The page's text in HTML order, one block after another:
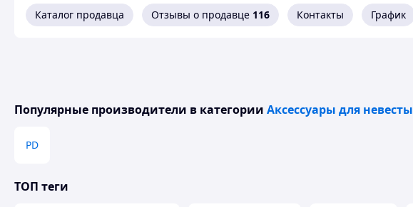
Каталог продавца Отзывы о продавце 116 Контакты График
Популярные производители в категории Аксессуары для невесты
PD
ТОП теги